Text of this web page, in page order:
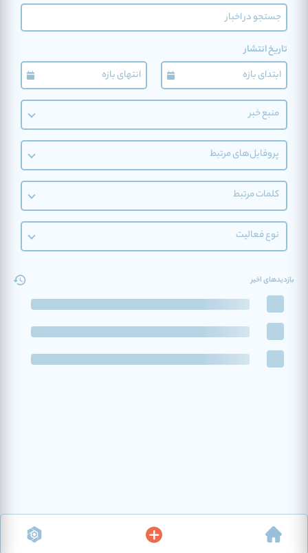
تاریخ انتشار
منبع خبر
پروفایل‌های مرتبط
کلمات مرتبط
نوع فعالیت
بازدیدهای اخیر